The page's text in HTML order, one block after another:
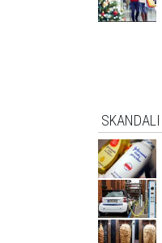
SKANDALI